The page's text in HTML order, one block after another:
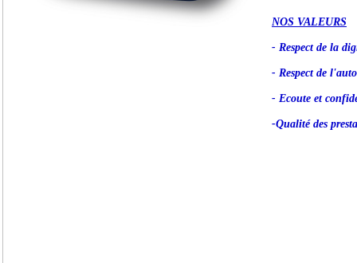
NOS VALEURS
- Respect de la
- Respect de
- Ecoute et
-Qualité des